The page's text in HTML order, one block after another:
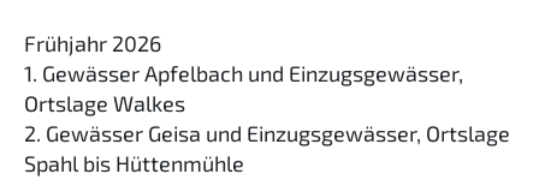
Frühjahr 2026
1. Gewässer Apfelbach und Einzugsgewässer,
Ortslage Walkes
2. Gewässer Geisa und Einzugsgewässer, Ortslage
Spahl bis Hüttenmühle